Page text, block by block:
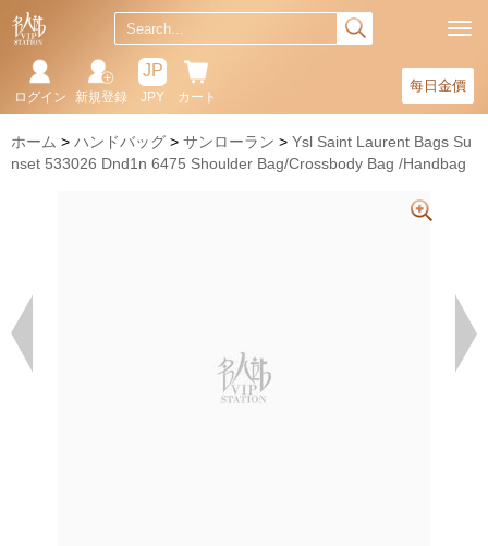
每日金價
カート
JP
JPY
新規登録
ログイン
ホーム ハンドバッグ サンローラン
Ysl Saint Laurent Bags Su
nset 533026 Dnd1n 6475 Shoulder Bag/Crossbody Bag /Handbag